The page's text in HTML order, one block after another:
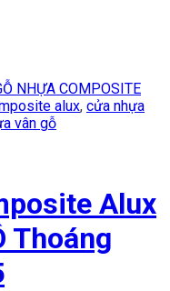
NHỰA COMPOSITE
alux, cửa nhựa
vân gỗ
Alux
Thoáng